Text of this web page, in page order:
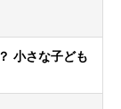
小さな子ども